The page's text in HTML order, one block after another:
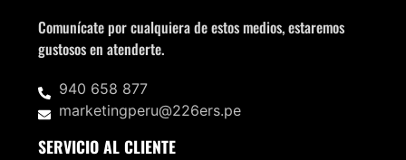
Comunícate por cualquiera de estos medios, estaremos
gustosos en atenderte.
940 658 877
marketingperu@226ers.pe
SERVICIO AL CLIENTE